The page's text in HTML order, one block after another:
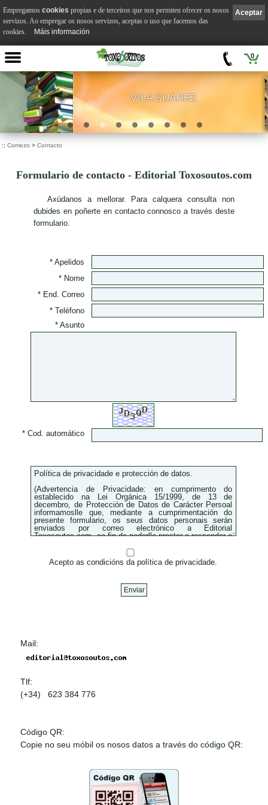
0
VILA SUÁREZ
:: Comezo > Contacto
Formulario de contacto - Editorial Toxosoutos.com
Axúdanos a mellorar. Para calquera consulta non
dubides en poñerte en contacto connosco a través deste
formulario.
* Apelidos
* Nome
* End. Correo
* Teléfono
* Asunto
* Cod. automático
Acepto as condicións da política de privacidade.
Mail:
Tlf:
(+34) 623 384 776
Código QR:
Copie no seu móbil os nosos datos a través do código QR:
Aceptar
Empregamos cookies propias e de terceiros que nos permiten ofrecer os nosos
servizos. Ao empregar os nosos servizos, aceptas o uso que facemos das
cookies.
Máis información